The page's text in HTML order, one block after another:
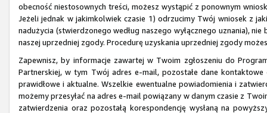
obecność niestosownych treści, możesz wystąpić z ponownym
Jeżeli jednak w jakimkolwiek czasie 1) odrzucimy Twój wniosek z
nadużycia (stwierdzonego według naszego wyłącznego uznania),
naszej uprzedniej zgody. Procedurę uzyskania uprzedniej zgody
Zapewnisz, by informacje zawartej w Twoim zgłoszeniu do
Partnerskiej, w tym Twój adres e-mail, pozostałe dane
prawidłowe i aktualne. Wszelkie ewentualne powiadomienia i
możemy przesyłać na adres e-mail powiązany w danym czasie z
zatwierdzenia oraz pozostałą korespondencję wysłaną na